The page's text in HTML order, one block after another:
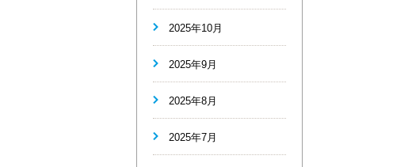
2025年10月
2025年9月
2025年8月
2025年7月